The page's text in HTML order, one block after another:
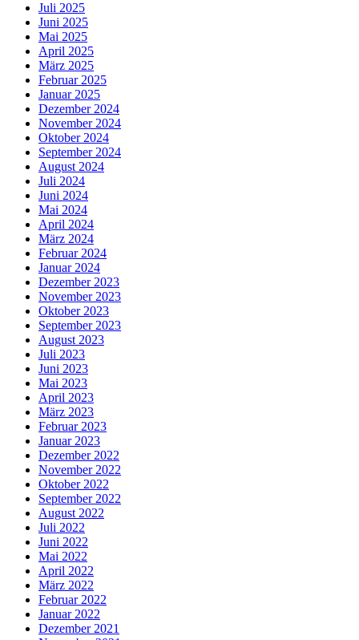
Juli 2025
Juni 2025
Mai 2025
April 2025
März 2025
Februar 2025
Januar 2025
Dezember 2024
November 2024
Oktober 2024
September 2024
August 2024
Juli 2024
Juni 2024
Mai 2024
April 2024
März 2024
Februar 2024
Januar 2024
Dezember 2023
November 2023
Oktober 2023
September 2023
August 2023
Juli 2023
Juni 2023
Mai 2023
April 2023
März 2023
Februar 2023
Januar 2023
Dezember 2022
November 2022
Oktober 2022
September 2022
August 2022
Juli 2022
Juni 2022
Mai 2022
April 2022
März 2022
Februar 2022
Januar 2022
Dezember 2021